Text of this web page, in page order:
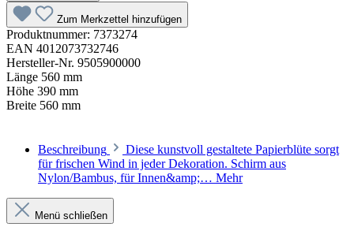
Zum Merkzettel hinzufügen
Produktnummer: 7373274
EAN 4012073732746
Hersteller-Nr. 9505900000
Länge 560 mm
Höhe 390 mm
Breite 560 mm
Beschreibung
Diese kunstvoll gestaltete Papierblüte sorgt
für frischen Wind in jeder Dekoration. Schirm aus
Nylon/Bambus, für Innen&amp;… Mehr
Menü schließen